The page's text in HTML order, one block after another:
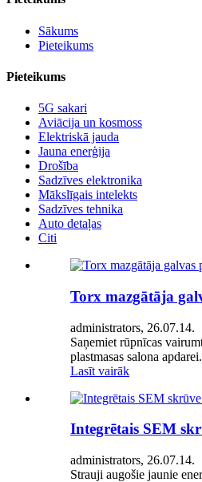
Sākums
Pieteikums
Pieteikums
5G sakari
Aviācija un kosmoss
Elektriskā jauda
Jauna enerģija
Drošība
Sadzīves elektronika
Mākslīgais intelekts
Sadzīves tehnika
Auto detaļas
Citi
Torx mazgātāja
administrators, 26.07.14.
Saņemiet rūpnīcas
plastmasas salona
Lasīt vairāk
Integrētais SEM
administrators, 26.07.14.
Strauji augošie jaunie